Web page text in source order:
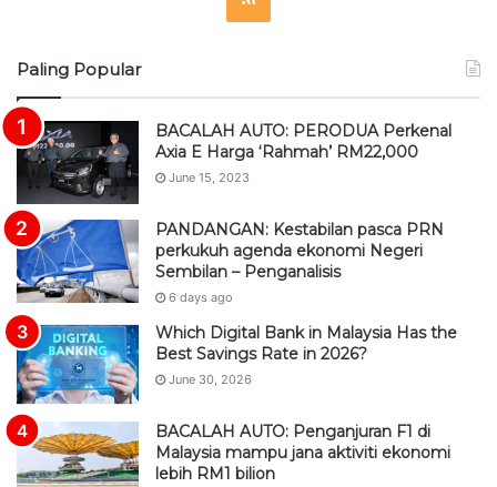
Paling Popular
BACALAH AUTO: PERODUA Perkenal
Axia E Harga ‘Rahmah’ RM22,000
June 15, 2023
PANDANGAN: Kestabilan pasca PRN
perkukuh agenda ekonomi Negeri
Sembilan – Penganalisis
6 days ago
Which Digital Bank in Malaysia Has the
Best Savings Rate in 2026?
June 30, 2026
BACALAH AUTO: Penganjuran F1 di
Malaysia mampu jana aktiviti ekonomi
lebih RM1 bilion